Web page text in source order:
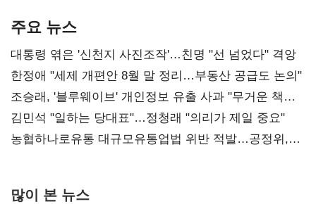
주요 뉴스
대통령 엮은 '신천지 사진조작'…친명 "선 넘었다" 격앙
한정애 "세제 개편안 8월 말 정리…부동산 공급도 논의"
조승래, '블루웨이브' 개인정보 유출 사과 "무거운 책임
통감"
김민석 "일하는 당대표"…정청래 "의리가 제일 중요"
농협하나로유통 대규모유통업법 위반 적발…공정위,
많이 본 뉴스